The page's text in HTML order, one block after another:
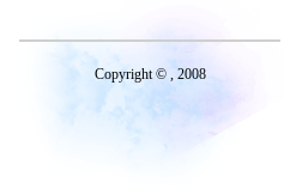
Copyright © , 2008